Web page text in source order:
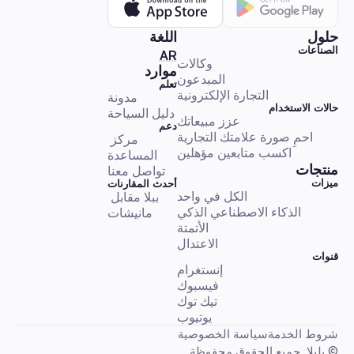
الذكاء الاصطناعي لـ X: أفكار، استخدامات حقيقية، وأدوات للابتكار
حالات استخدام الذكاء الاصطناعي
الذكاء الاجتماعي الاصطناعي (ASI): ما هو ولماذا هو مهم
حالات استخدام الذكاء الاصطناعي
استكشف الذكاء الاصطناعي على Pinterest لتحفيز التسوق والإبداع
حلول
الصناعات
وكالات
المبدعون
التجارة الإلكترونية
حالات الاستخدام
عزز مبيعاتك
احمِ صورة علامتك التجارية
اكسب متابعين مؤهلين
منتجات
ميزات
الكل في واحد
الذكاء الاصطناعي الذكي
الأتمتة
الاعتدال
قنوات
إنستغرام
فيسبوك
تيك توك
يوتيوب
موارد
تعلم
مدونة
دليل السياحة
دعم
المساعدة
تواصل معنا
أحدث المقارنات
مانيشات
اللغة
AR
شروط الخدمةسياسة الخصوصية